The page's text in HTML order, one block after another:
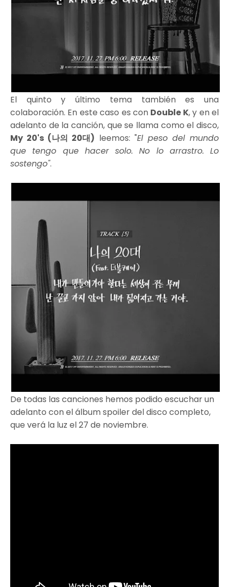
El quinto y último tema también es una
colaboración. En este caso es con Double K, y en el
adelanto de la canción, que se llama como el disco,
My 20's (나의 20대) leemos: "El peso del mundo
que tengo que hacer solo. No lo arrastro. Lo
sostengo".
De todas las canciones hemos podido escuchar un
adelanto con el álbum spoiler del disco completo,
que verá la luz el 27 de noviembre.